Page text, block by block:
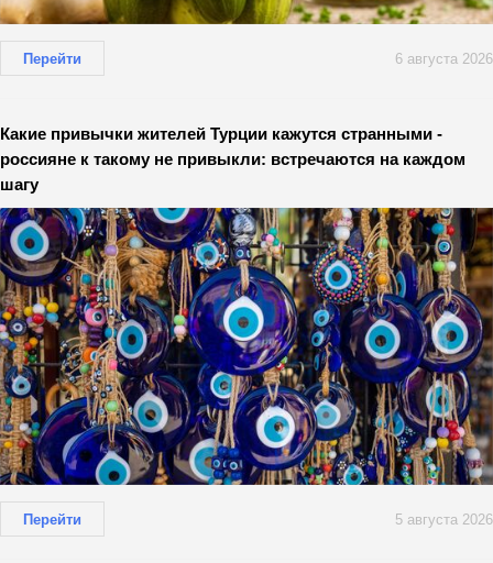
Перейти 6 августа 2026
Какие привычки жителей Турции кажутся странными -
россияне к такому не привыкли: встречаются на каждом
шагу
Перейти 5 августа 2026